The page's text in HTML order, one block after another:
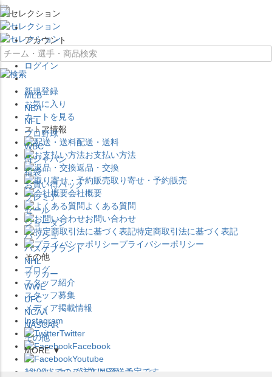
×
アカウント
ログイン
新規登録
お気に入り
カートを見る
ストア情報
配送・送料
お支払い方法
返品・交換
取り寄せ・予約販売
会社概要
よくある質問
お問い合わせ
特定商取引法に基づく表記
プライバシーポリシー
その他
ブログ
スタッフ紹介
スタッフ募集
メディア掲載情報
Instagram
Twitter
Facebook
Youtube
セレクション公式LINE@
MLB
NBA
NFL
プロ野球
WBC
侍ジャパン
福袋
お買い得パック
プレミア
セール
ジョーダン
バッシュ
バスケブランド
NHL
サッカー
WWE
UFC
NCAA
NASCAR
その他
MORE ▼
12:00までのご注文は発送予定です。